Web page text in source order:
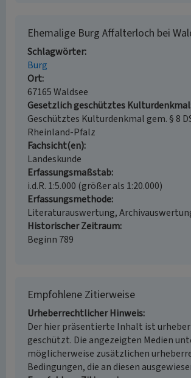
Ehemalige Burg Affalterloch bei
Schlagwörter
Burg
Ort
67165 Waldsee
Gesetzlich geschütztes Kulturdenkmal
Geschütztes Kulturdenkmal gem. § 8
Rheinland-Pfalz
Fachsicht(en)
Landeskunde
Erfassungsmaßstab
i.d.R. 1:5.000 (größer als 1:20.000)
Erfassungsmethode
Literaturauswertung,
Historischer Zeitraum
Beginn 789
Empfohlene Zitierweise
Urheberrechtlicher Hinweis
Der hier präsentierte Inhalt ist
geschützt. Die angezeigten Medien
möglicherweise zusätzlichen
Bedingungen, die an diesen